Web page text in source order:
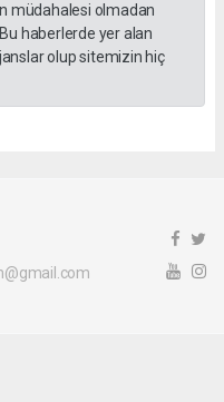
müdahalesi olmadan
haberlerde yer alan
olup sitemizin hiç